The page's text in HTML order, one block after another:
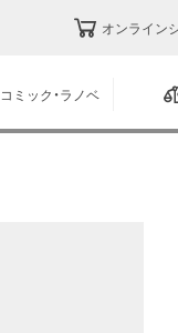
オンライン
コミック・ラノベ